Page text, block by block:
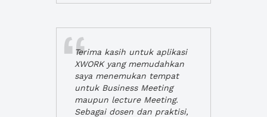
Terima kasih untuk aplikasi
XWORK yang memudahkan
saya menemukan tempat
untuk Business Meeting
maupun lecture Meeting.
Sebagai dosen dan praktisi,